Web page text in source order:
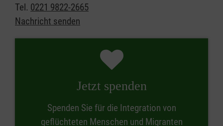
Tel. 0221 9822-2665
Nachricht senden
Jetzt spenden
Spenden Sie für die Integration von
geflüchteten Menschen und Migranten